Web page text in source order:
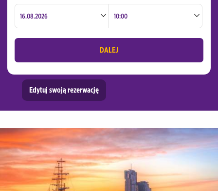
Grajewo Centrum / Dworzec Kolejowy
Katowice Centrum
Kielce Centrum / Dworzec Kolejowy
Kraków Centrum / Dworzec Kolejowy
Łódź Lotnisko
Łódź Centrum / Dworzec Kolejowy
DALEJ
Edytuj swoją rezerwację